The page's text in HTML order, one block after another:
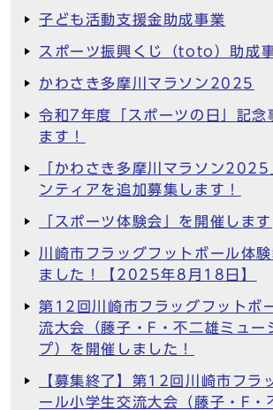
子ども活動支援金助成事業
スポーツ振興くじ（toto）助成
かわさき多摩川マラソン2025
令和7年度「スポーツの日」記念
ます！
「かわさき多摩川マラソン2025
ンティアを追加募集します！
「スポーツ体験会」を開催します
川崎市フラッグフットボール体
ました！【2025年8月18日】
第12回川崎市フラッグフットボ
流大会（藤子・F・不二雄ミュー
プ）を開催しました！
【募集終了】第12回川崎市フラ
ール小学生交流大会（藤子・F・